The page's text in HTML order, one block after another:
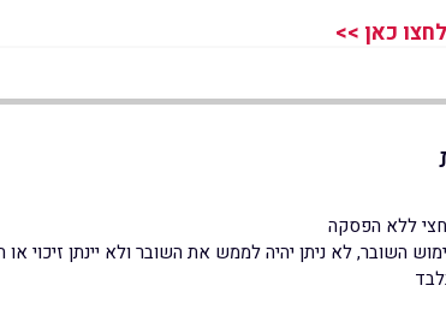
כאן >>
ללא הפסקה
השובר, לא ניתן יהיה לממש את השובר ולא יינתן זיכוי או